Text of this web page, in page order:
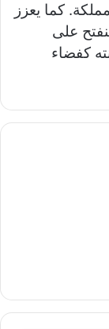
كما يعزز
على
كفضاء